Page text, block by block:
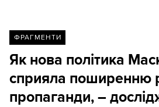
ФРАГМЕНТИ
Як нова політика
сприяла поширенню
пропаганди, –